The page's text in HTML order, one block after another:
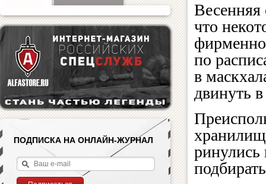
ПОДПИСКА НА ОНЛАЙН-ЖУРНАЛ
Весенняя
что
по
в
двинуть
ринулись